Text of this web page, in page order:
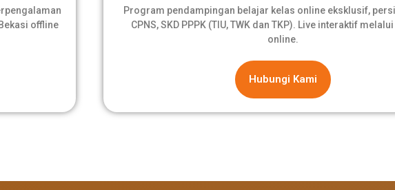
offline
Program pendampingan belajar kelas online eksklusif,
CPNS, SKD PPPK (TIU, TWK dan TKP). Live interaktif
online.
Hubungi Kami